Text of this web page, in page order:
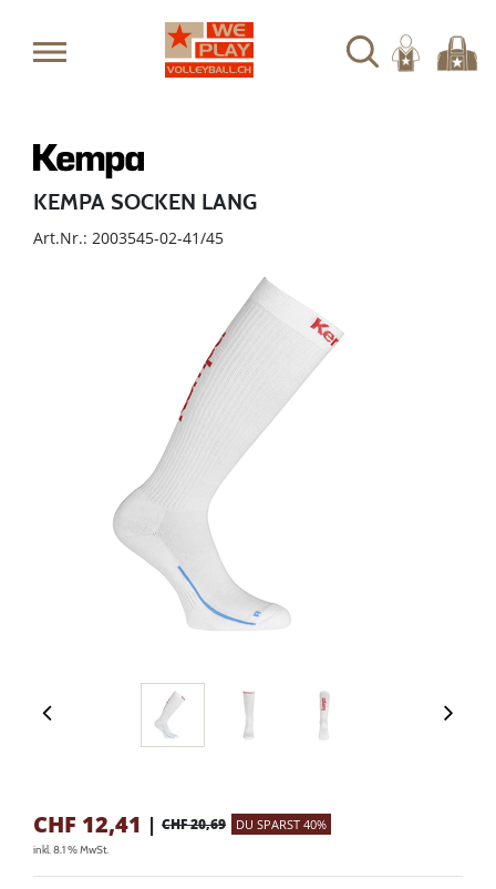
KEMPA SOCKEN LANG
Art.Nr.: 2003545-02-41/45
CHF 12,41 | CHF 20,69 DU SPARST 40%
inkl. 8.1 % MwSt.